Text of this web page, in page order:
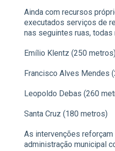
Ainda com recursos
executados serviços de
nas seguintes ruas,
Emílio Klentz (250
Francisco Alves Mendes
Leopoldo Debas (260
Santa Cruz (180 metros)
As intervenções
administração municipal